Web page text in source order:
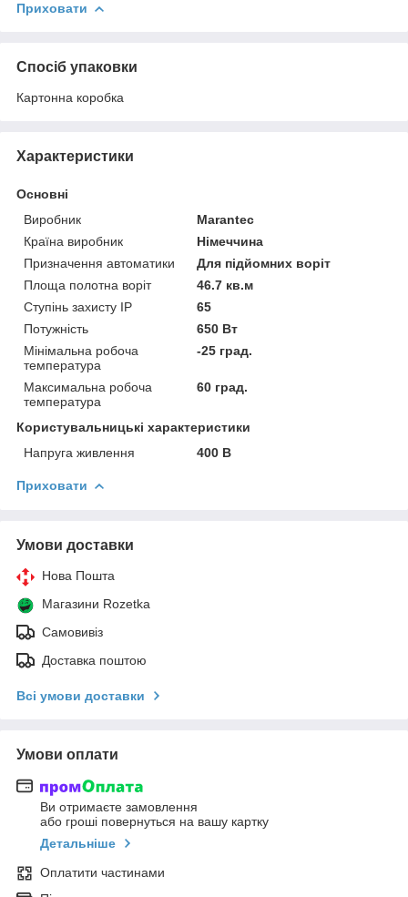
Приховати
Спосіб упаковки
Картонна коробка
Характеристики
Основні
Виробник
Marantec
Країна виробник
Німеччина
Призначення автоматики
Для підйомних воріт
Площа полотна воріт
46.7 кв.м
Ступінь захисту IP
65
Потужність
650 Вт
Мінімальна робоча
температура
-25 град.
Максимальна робоча
температура
60 град.
Користувальницькі характеристики
Напруга живлення
400 В
Приховати
Умови доставки
Нова Пошта
Магазини Rozetka
Самовивіз
Доставка поштою
Всі умови доставки
Умови оплати
Ви отримаєте замовлення
або гроші повернуться на вашу картку
Детальніше
Оплатити частинами